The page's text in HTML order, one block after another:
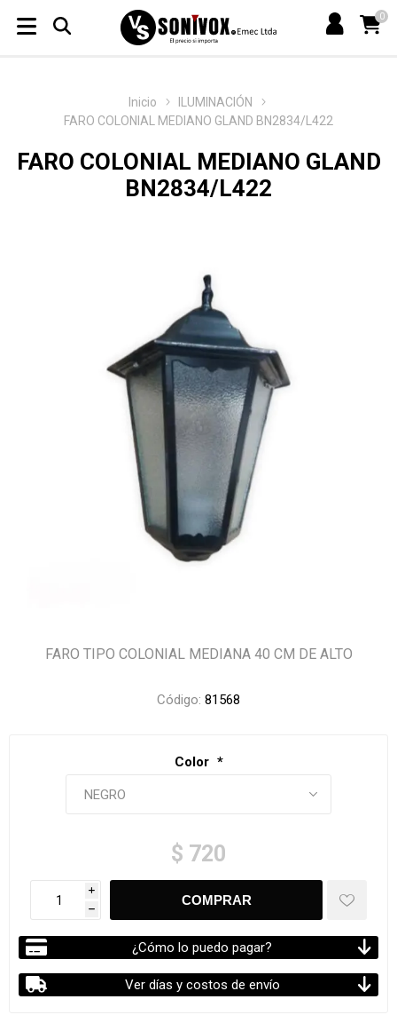
0
Inicio
ILUMINACIÓN
FARO COLONIAL MEDIANO GLAND BN2834/L422
FARO COLONIAL MEDIANO GLAND
BN2834/L422
FARO TIPO COLONIAL MEDIANA 40 CM DE ALTO
Código: 81568
Color *
$ 720
i
h
¿Cómo lo puedo pagar?
Ver días y costos de envío